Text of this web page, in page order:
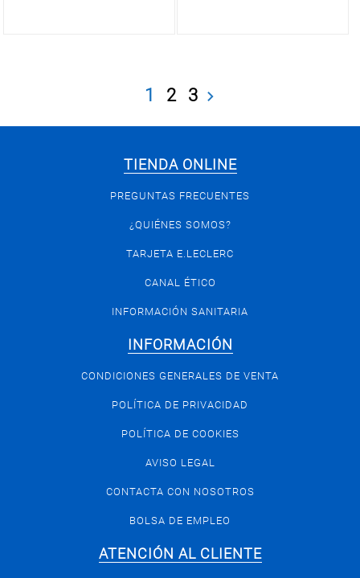
1 2 3
TIENDA ONLINE
PREGUNTAS FRECUENTES
¿QUIÉNES SOMOS?
TARJETA E.LECLERC
CANAL ÉTICO
INFORMACIÓN SANITARIA
INFORMACIÓN
CONDICIONES GENERALES DE VENTA
POLÍTICA DE PRIVACIDAD
POLÍTICA DE COOKIES
AVISO LEGAL
CONTACTA CON NOSOTROS
BOLSA DE EMPLEO
ATENCIÓN AL CLIENTE